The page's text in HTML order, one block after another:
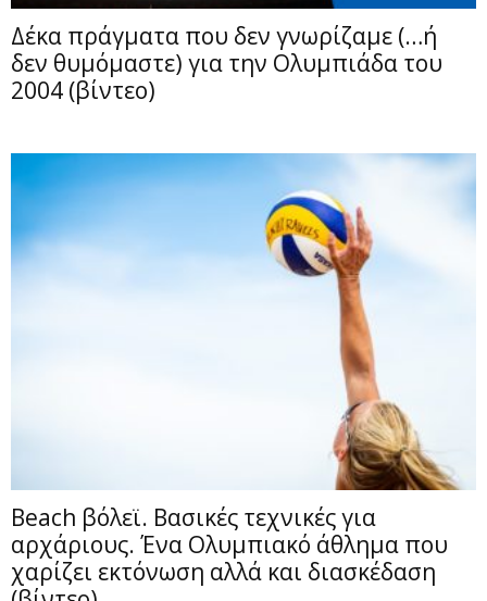
Δέκα πράγματα που δεν γνωρίζαμε (…ή
δεν θυμόμαστε) για την Ολυμπιάδα του
2004 (βίντεο)
Beach βόλεϊ. Βασικές τεχνικές για
αρχάριους. Ένα Ολυμπιακό άθλημα που
χαρίζει εκτόνωση αλλά και διασκέδαση